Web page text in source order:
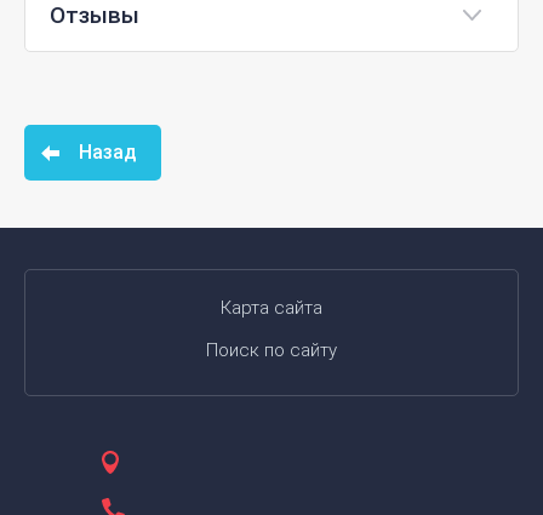
Отзывы
Назад
Карта сайта
Поиск по сайту